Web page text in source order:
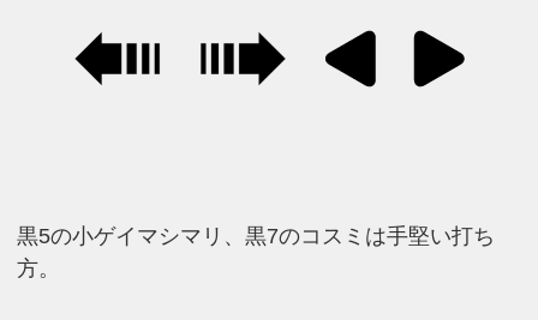
黒5の小ゲイマシマリ、黒7のコスミは手堅い打ち
方。